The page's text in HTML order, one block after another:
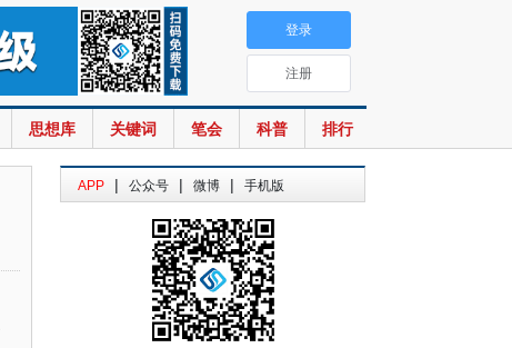
思想库 关键词 笔会 科普 排行
登录
注册
APP | 公众号 | 微博 | 手机版